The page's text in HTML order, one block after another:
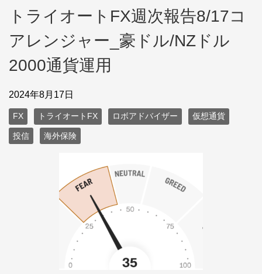
トライオートFX週次報告8/17コ
アレンジャー_豪ドル/NZドル
2000通貨運用
2024年8月17日
FX トライオートFX ロボアドバイザー 仮想通貨
投信 海外保険